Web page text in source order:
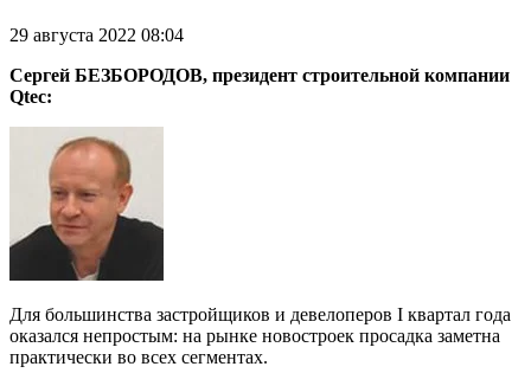
29 августа 2022 08:04
Сергей БЕЗБОРОДОВ, президент строительной компании
Qtec:
Для большинства застройщиков и девелоперов I квартал года
оказался непростым: на рынке новостроек просадка заметна
практически во всех сегментах.